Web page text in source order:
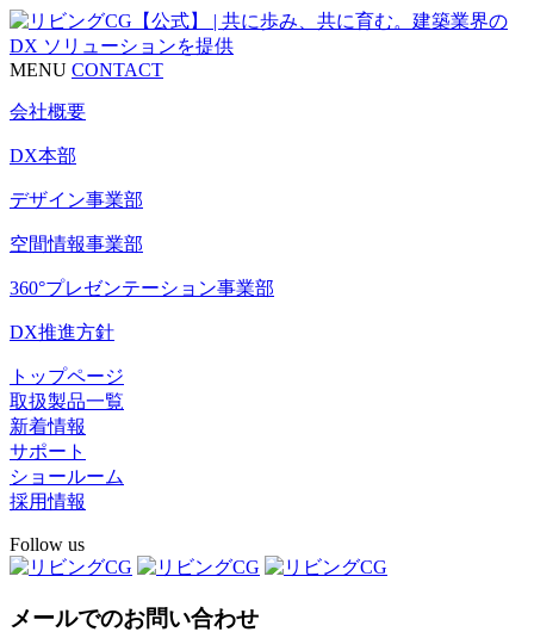
MENU CONTACT
会社概要
DX本部
デザイン事業部
空間情報事業部
360°プレゼンテーション事業部
DX推進方針
トップページ
取扱製品一覧
新着情報
サポート
ショールーム
採用情報
Follow us
メールでのお問い合わせ